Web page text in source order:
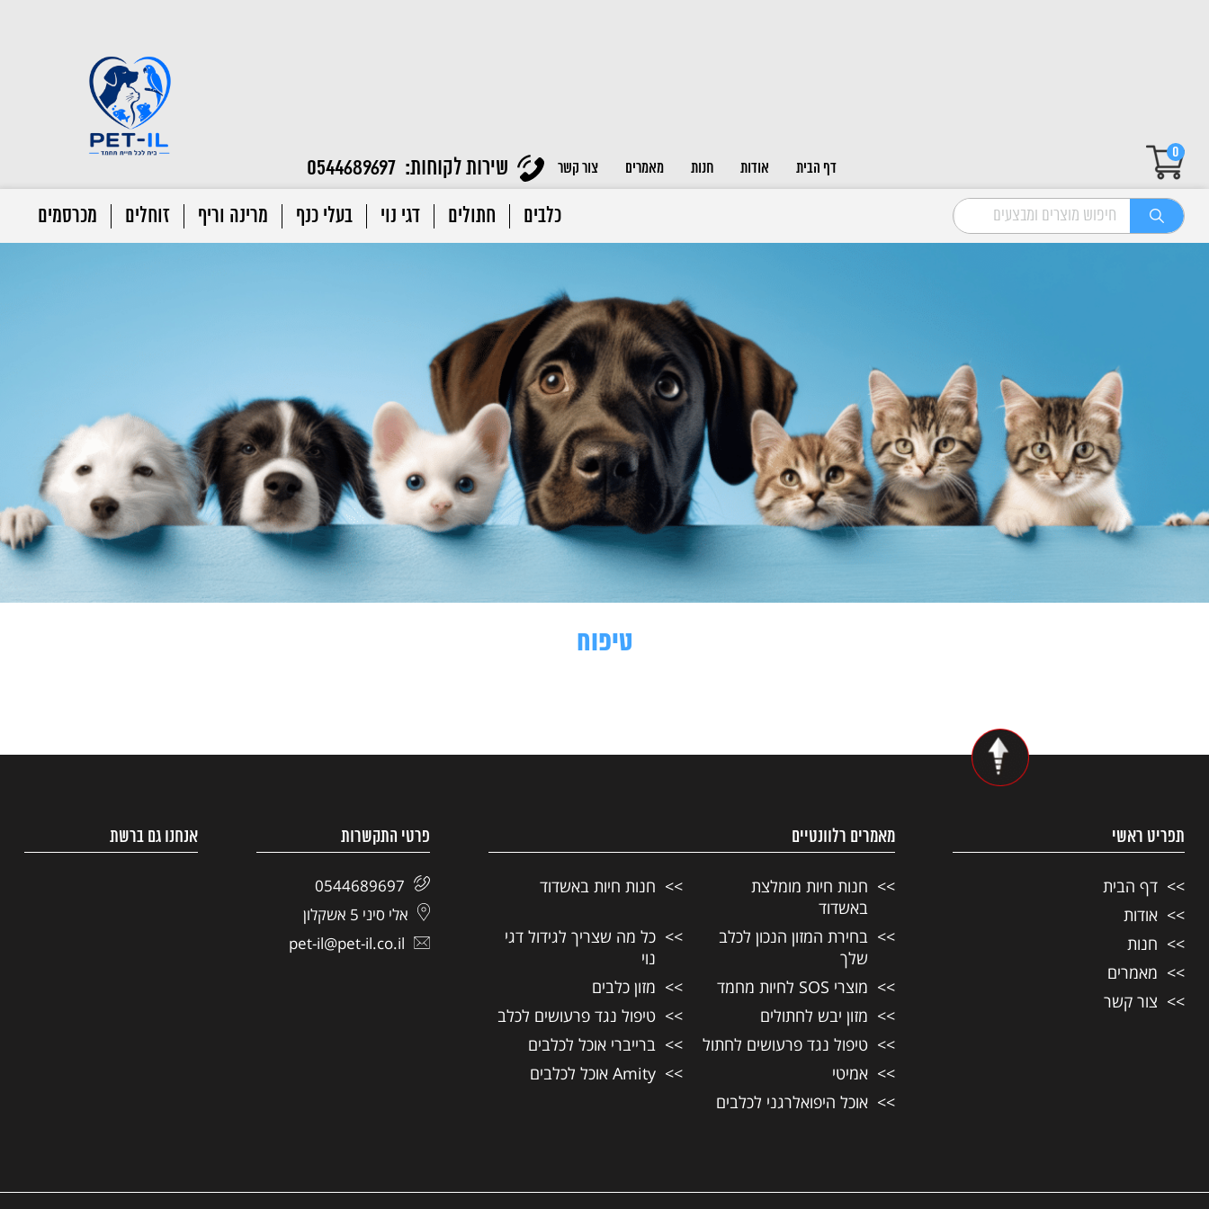
0
דף הבית
אודות חנות מאמרים צור קשר שירות לקוחות: 0544689697
כלבים חתולים דגי נוי בעלי כנף מרינה וריף זוחלים מכרסמים
טיפוח
תפריט ראשי
דף הבית
אודות
חנות
מאמרים
צור קשר
מאמרים רלוונטיים
חנות חיות מומלצת
באשדוד
חנות חיות באשדוד
בחירת המזון הנכון לכלב
שלך
כל מה שצריך לגידול דגי
נוי
מוצרי SOS לחיות מחמד
מזון כלבים
מזון יבש לחתולים
טיפול נגד פרעושים לכלב
טיפול נגד פרעושים לחתול
ברייברי אוכל לכלבים
אמיטי
Amity אוכל לכלבים
אוכל היפואלרגני לכלבים
פרטי התקשרות
0544689697
אלי סיני 5 אשקלון
pet-il@pet-il.co.il
אנחנו גם ברשת